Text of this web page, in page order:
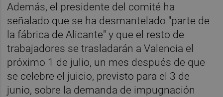
Además, el presidente del comité ha
señalado que se ha desmantelado "parte de
la fábrica de Alicante" y que el resto de
trabajadores se trasladarán a Valencia el
próximo 1 de julio, un mes después de que
se celebre el juicio, previsto para el 3 de
junio, sobre la demanda de impugnación